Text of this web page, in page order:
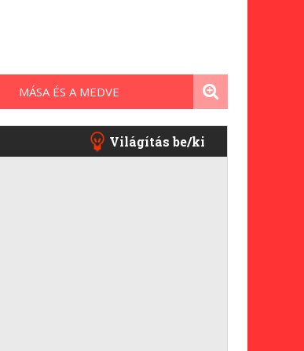
MÁSA ÉS A MEDVE
Világítás be/ki